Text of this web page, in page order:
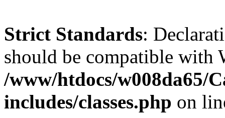
Strict Standards:
should be compatible with
/www/htdocs/w008da65/
includes/classes.php on